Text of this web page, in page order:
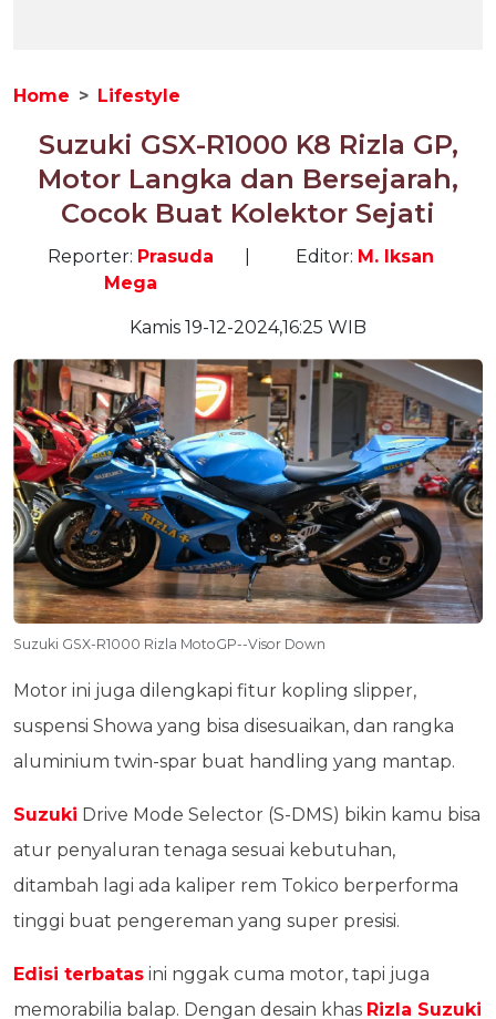
Home Lifestyle
Suzuki GSX-R1000 K8 Rizla GP,
Motor Langka dan Bersejarah,
Cocok Buat Kolektor Sejati
Reporter: Prasuda
Mega
Editor: M. Iksan
Kamis 19-12-2024,16:25 WIB
Suzuki GSX-R1000 Rizla MotoGP--Visor Down
Motor ini juga dilengkapi fitur kopling slipper,
suspensi Showa yang bisa disesuaikan, dan rangka
aluminium twin-spar buat handling yang mantap.
Suzuki Drive Mode Selector (S-DMS) bikin kamu bisa
atur penyaluran tenaga sesuai kebutuhan,
ditambah lagi ada kaliper rem Tokico berperforma
tinggi buat pengereman yang super presisi.
Edisi terbatas ini nggak cuma motor, tapi juga
memorabilia balap. Dengan desain khas Rizla Suzuki